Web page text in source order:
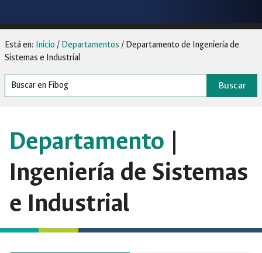
Está en: Inicio / Departamentos / Departamento de Ingeniería de
Sistemas e Industrial
Buscar
Departamento |
Ingeniería de Sistemas
e Industrial